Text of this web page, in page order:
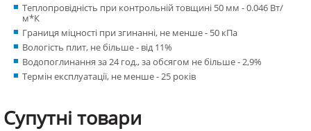
Теплопровідність при контрольній товщині 50 мм - 0.046 Вт/
м*К
Границя міцності при згинанні, не менше - 50 кПа
Вологість плит, не більше - від 11%
Водопоглинання за 24 год., за обсягом не більше - 2,9%
Термін експлуатації, не менше - 25 років
Супутні товари